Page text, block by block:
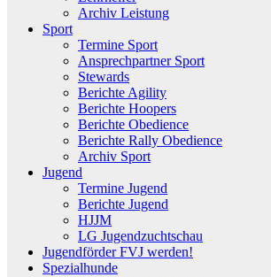
Archiv Leistung
Sport
Termine Sport
Ansprechpartner Sport
Stewards
Berichte Agility
Berichte Hoopers
Berichte Obedience
Berichte Rally Obedience
Archiv Sport
Jugend
Termine Jugend
Berichte Jugend
HJJM
LG Jugendzuchtschau
Jugendförder FVJ werden!
Spezialhunde